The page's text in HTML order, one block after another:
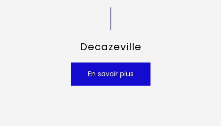
Decazeville
En savoir plus